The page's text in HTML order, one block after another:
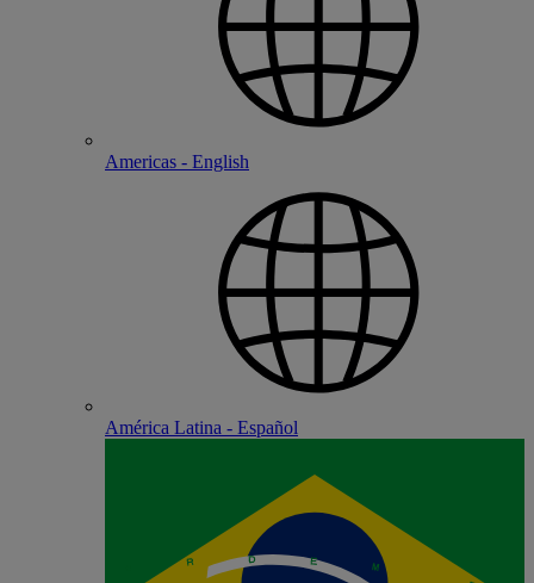
Americas - English
América Latina - Español